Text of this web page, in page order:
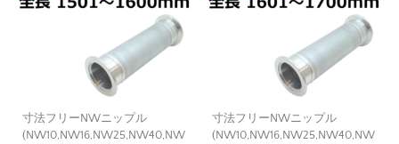
寸法フリーNWニップル
(NW10,NW16,NW25,NW40,NW
寸法フリーNWニップル
(NW10,NW16,NW25,NW40,NW